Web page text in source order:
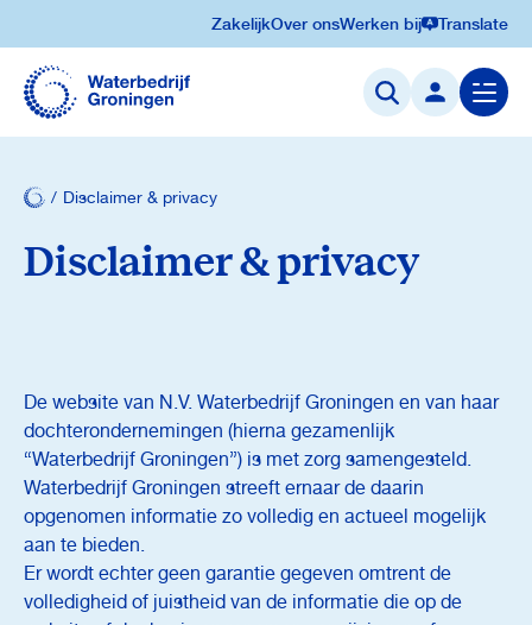
Navigatie
overslaan
ZakelijkOver onsWerken bij Translate
Menu
openen
Disclaimer & privacy
Disclaimer & privacy
De website van N.V. Waterbedrijf Groningen en van haar
dochterondernemingen (hierna gezamenlijk
“Waterbedrijf Groningen”) is met zorg samengesteld.
Waterbedrijf Groningen streeft ernaar de daarin
opgenomen informatie zo volledig en actueel mogelijk
aan te bieden.
Er wordt echter geen garantie gegeven omtrent de
volledigheid of juistheid van de informatie die op de